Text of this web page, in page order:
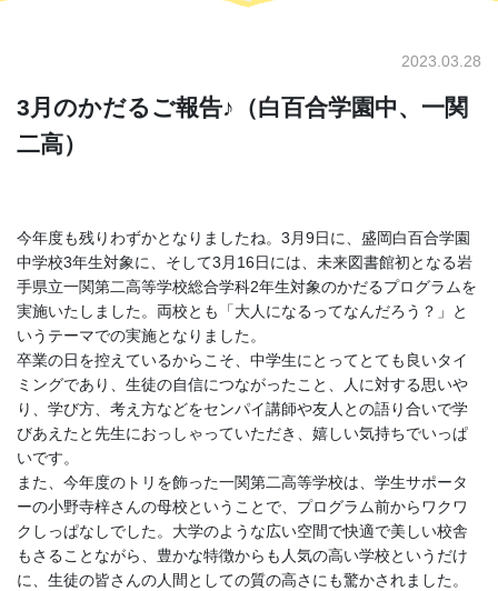
2023.03.28
3月のかだるご報告♪（白百合学園中、一関
二高）
今年度も残りわずかとなりましたね。3月9日に、盛岡白百合学園
中学校3年生対象に、そして3月16日には、未来図書館初となる岩
手県立一関第二高等学校総合学科2年生対象のかだるプログラムを
実施いたしました。両校とも「大人になるってなんだろう？」と
いうテーマでの実施となりました。
卒業の日を控えているからこそ、中学生にとってとても良いタイ
ミングであり、生徒の自信につながったこと、人に対する思いや
り、学び方、考え方などをセンパイ講師や友人との語り合いで学
びあえたと先生におっしゃっていただき、嬉しい気持ちでいっぱ
いです。
また、今年度のトリを飾った一関第二高等学校は、学生サポータ
ーの小野寺梓さんの母校ということで、プログラム前からワクワ
クしっぱなしでした。大学のような広い空間で快適で美しい校舎
もさることながら、豊かな特徴からも人気の高い学校というだけ
に、生徒の皆さんの人間としての質の高さにも驚かされました。